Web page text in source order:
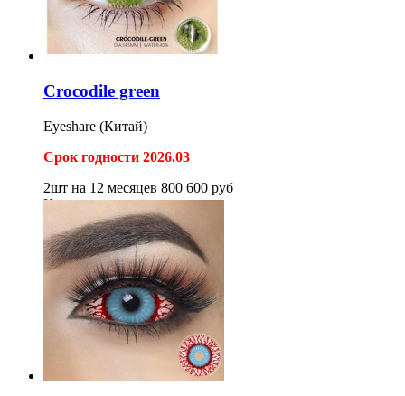
Crocodile green
Eyeshare (Китай)
Срок годности 2026.03
2шт на 12 месяцев 800 600 руб
Купить